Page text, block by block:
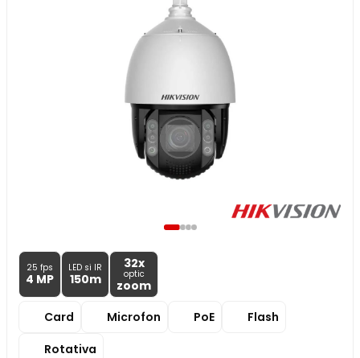
25 fps
4 MP
LED si IR
150m
32x
optic
zoom
Card
Microfon PoE
Flash
Rotativa